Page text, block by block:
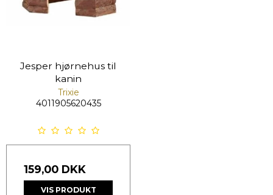
Jesper hjørnehus til
kanin
Trixie
4011905620435
159,00 DKK
VIS PRODUKT